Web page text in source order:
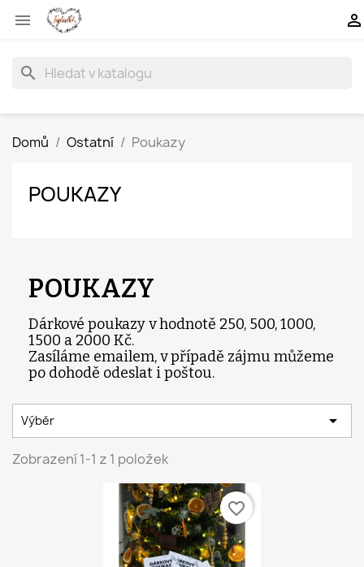
 
search
Domů Ostatní Poukazy
POUKAZY
POUKAZY
Dárkové poukazy v hodnotě 250, 500, 1000,
1500 a 2000 Kč.
Zasíláme emailem, v případě zájmu můžeme
po dohodě odeslat i poštou.
Výběr 
Zobrazení 1-1 z 1 položek
favorite_border